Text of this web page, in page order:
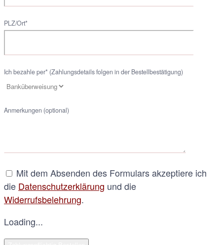
PLZ/Ort*
Ich bezahle per* (Zahlungsdetails folgen in der Bestellbestätigung)
Anmerkungen (optional)
Mit dem Absenden des Formulars akzeptiere ich
die Datenschutzerklärung und die
Widerrufsbelehrung.
Loading...